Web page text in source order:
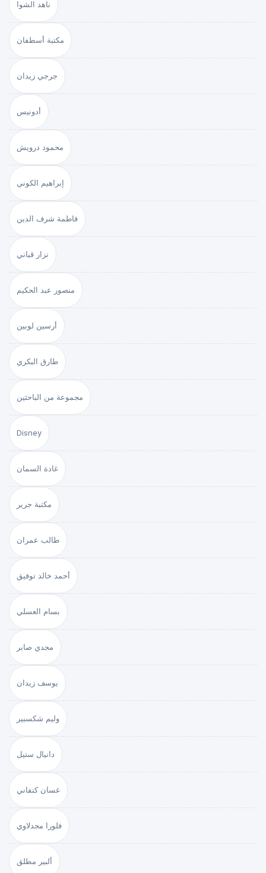
ناهد الشوا
مكتبة أسطفان
جرجي زيدان
أدونيس
محمود درويش
إبراهيم الكوني
فاطمة شرف الدين
نزار قباني
منصور عبد الحكيم
أرسين لوبين
طارق البكري
مجموعة من الباحثين
Disney
غادة السمان
مكتبة جرير
طالب عمران
أحمد خالد توفيق
بسام العسلي
مجدي صابر
يوسف زيدان
وليم شكسبير
دانيال ستيل
غسان كنفاني
فلورا مجدلاوي
ألبير مطلق